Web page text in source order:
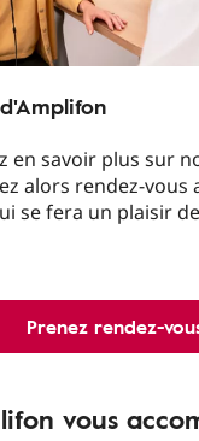
en savoir plus sur
alors rendez-vous
se fera un plaisir
Prenez rendez-
vous